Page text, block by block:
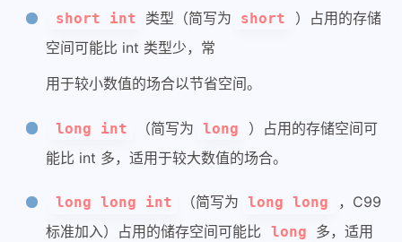
short int 类型（简写为 short
）占用的存储
空间可能比 int 类型少，常
用于较小数值的场合以节省空间。
long int （简写为 long
）占用的存储空间可
能比 int 多，适用于较大数值的场合。
long long int （简写为 long long
，C99
标准加入）占用的储存空间可能比
long
多，适用